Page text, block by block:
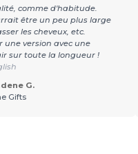
comme d'habitude.
être un peu plus large
les cheveux, etc.
une version avec une
sur toute la longueur !
G.
Gifts